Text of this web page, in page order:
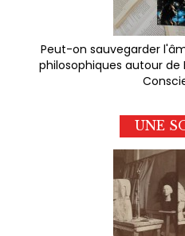
Peut-on sauvegarder
philosophiques autour de
UNE